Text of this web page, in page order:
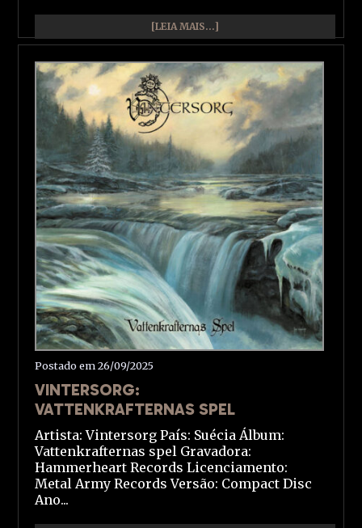
[LEIA MAIS...]
Postado em 26/09/2025
VINTERSORG:
VATTENKRAFTERNAS SPEL
Artista: Vintersorg País: Suécia Álbum:
Vattenkrafternas spel Gravadora:
Hammerheart Records Licenciamento:
Metal Army Records Versão: Compact Disc
Ano...